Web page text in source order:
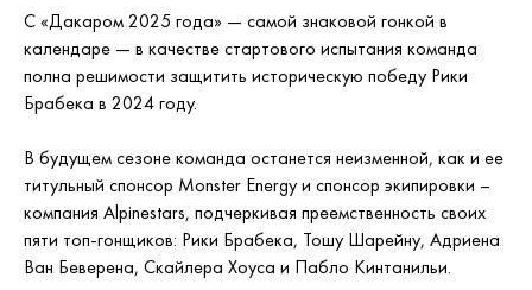
С «Дакаром 2025 года» — самой знаковой гонкой в ​​
календаре — в качестве стартового испытания команда
полна решимости защитить историческую победу Рики
Брабека в 2024 году.
В будущем сезоне команда останется неизменной, как и ее
титульный спонсор Monster Energy и спонсор экипировки –
компания Alpinestars, подчеркивая преемственность своих
пяти топ-гонщиков: Рики Брабека, Тошу Шарейну, Адриена
Ван Беверена, Скайлера Хоуса и Пабло Кинтанильи.